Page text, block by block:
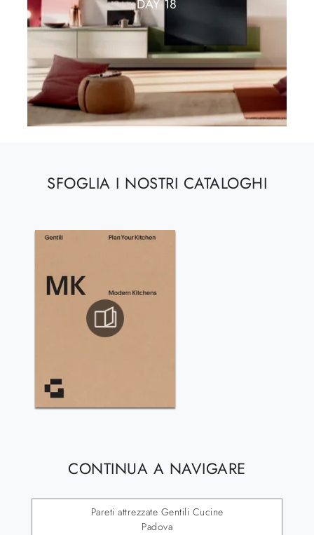
DAY 18
SFOGLIA I NOSTRI CATALOGHI
CONTINUA A NAVIGARE
Pareti attrezzate Gentili Cucine
Padova